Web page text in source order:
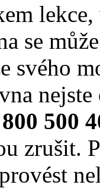
se
svého
800 500
zrušit.